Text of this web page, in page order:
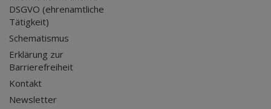
DSGVO (ehrenamtliche
Tätigkeit)
Schematismus
Erklärung zur
Barrierefreiheit
Kontakt
Newsletter